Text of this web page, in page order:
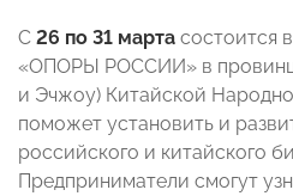
С 26 по 31 марта состоится
«ОПОРЫ РОССИИ» в
и Эчжоу) Китайской
поможет установить и
российского и китайского
Предприниматели смогут